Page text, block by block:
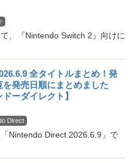
、『Nintendo Switch 2』向けに
全タイトルまとめ！発
を発売日順にまとめました
ドーダイレクト】
Direct
Nintendo Direct 2026.6.9」で